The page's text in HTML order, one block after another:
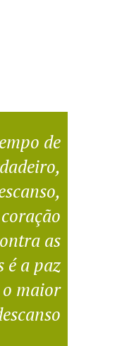
de
as
é a paz
maior